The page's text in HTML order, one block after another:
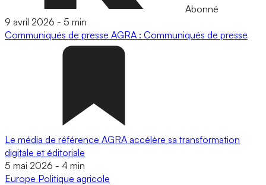
Abonné
9 avril 2026 - 5 min
Communiqués de presse AGRA : Communiqués de presse
Le média de référence AGRA accélère sa transformation
digitale et éditoriale
5 mai 2026 - 4 min
Europe Politique agricole